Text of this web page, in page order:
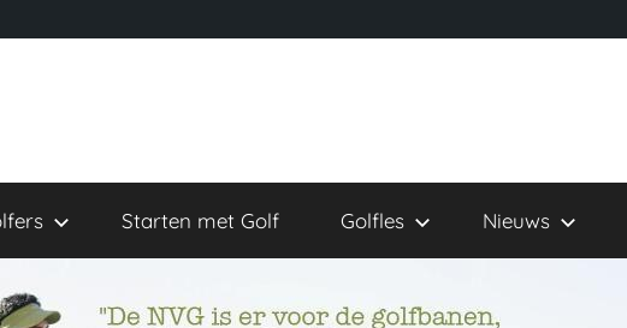
Starten met Golf Golfles Nieuws